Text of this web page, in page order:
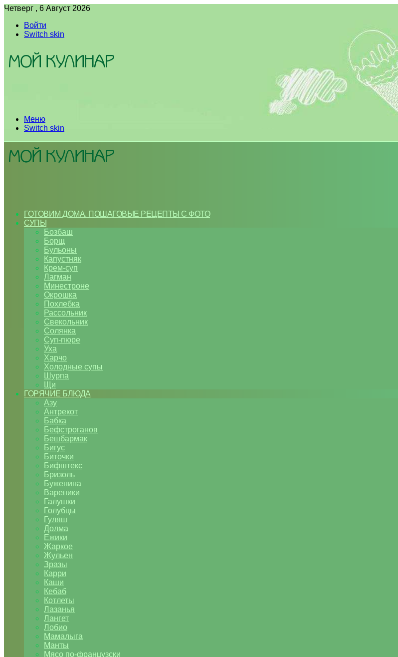
Четверг , 6 Август 2026
Войти
Switch skin
Меню
Switch skin
ГОТОВИМ ДОМА. ПОШАГОВЫЕ РЕЦЕПТЫ С ФОТО
СУПЫ
Бозбаш
Борщ
Бульоны
Капустняк
Крем-суп
Лагман
Минестроне
Окрошка
Похлебка
Рассольник
Свекольник
Солянка
Суп-пюре
Уха
Харчо
Холодные супы
Шурпа
Щи
ГОРЯЧИЕ БЛЮДА
Азу
Антрекот
Бабка
Бефстроганов
Бешбармак
Бигус
Биточки
Бифштекс
Бризоль
Буженина
Вареники
Галушки
Голубцы
Гуляш
Долма
Ежики
Жаркое
Жульен
Зразы
Карри
Каши
Кебаб
Котлеты
Лазанья
Лангет
Лобио
Мамалыга
Манты
Мясо по-французски